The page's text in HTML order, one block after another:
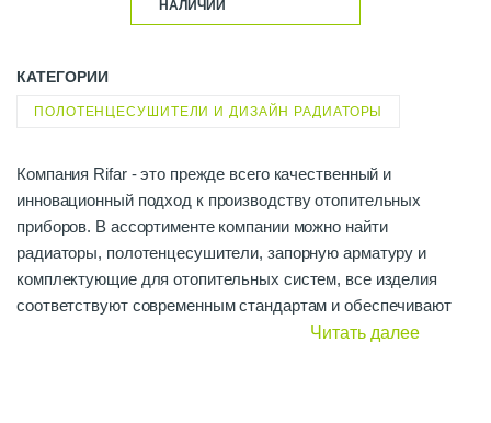
КАТЕГОРИИ
ПОЛОТЕНЦЕСУШИТЕЛИ И ДИЗАЙН РАДИАТОРЫ
Компания Rifar - это прежде всего качественный и
инновационный подход к производству отопительных
приборов. В ассортименте компании можно найти
радиаторы, полотенцесушители, запорную арматуру и
комплектующие для отопительных систем, все изделия
соответствуют современным стандартам и обеспечивают
долговечность и высокую производительность.
Читать далее
НАЛИЧИИ